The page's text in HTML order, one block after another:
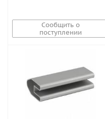
Сообщить о
поступлении